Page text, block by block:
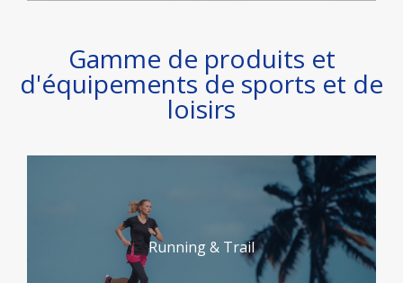
Gamme de produits et
d'équipements de sports et de
loisirs
Running & Trail